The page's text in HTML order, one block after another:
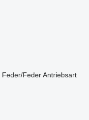
Feder/Feder Antriebsart